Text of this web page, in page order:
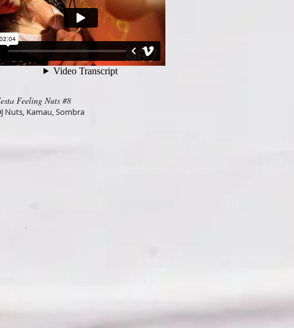
Feeling Nuts #8
Nuts, Kamau, Sombra